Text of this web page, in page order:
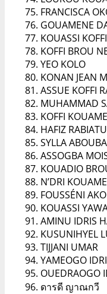
FRANCISCA
GOUAMENE
KOUASSI
KOFFI BROU
YEO KOLO
KONAN JEAN
ASSUE KOFFI
MUHAMMAD
KOFFI
HAFIZ RABIATU
SYLLA
ASSOGBA
KOUADIO
N’DRI KOUAME
FOUSSÉNI
KOUASSI
AMINU IDRIS
KUSUNIHYEL
TIJJANI UMAR
YAMEOGO
OUEDRAOGO
ดารดี ญาณกวี